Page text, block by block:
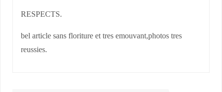
RESPECTS.
bel article sans floriture et tres emouvant,photos tres
reussies.